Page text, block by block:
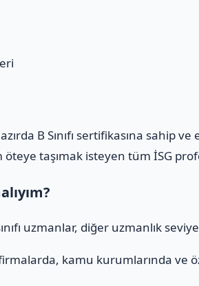
B Sınıfı sertifikasına
öteye taşımak isteyen tüm İSG
uzmanlar, diğer uzmanlık
kamu kurumlarında ve